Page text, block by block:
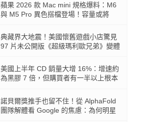
蘋果 2026 款 Mac mini 規格爆料：M6
與 M5 Pro 異色搭檔登場！容量或將
典藏界大地震！美國懷舊遊戲小店驚見
97 片未公開版《超級瑪利歐兄弟》變體
美國上半年 CD 銷量大增 16%：增速約
為黑膠 7 倍，但購買者有一半以上根本
諾貝爾獎推手也留不住！從 AlphaFold
團隊解體看 Google 的焦慮：為何明星